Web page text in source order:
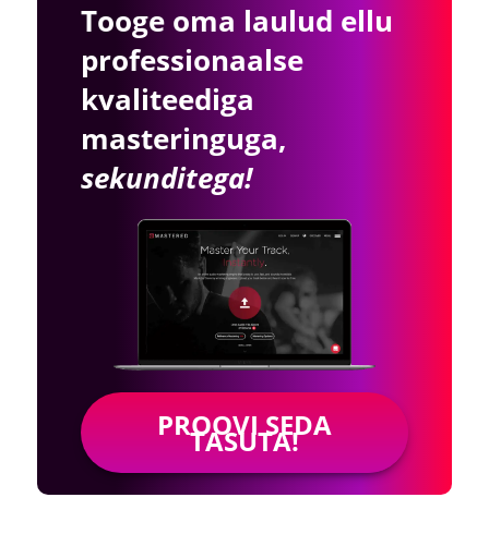
Tooge oma laulud ellu
professionaalse
kvaliteediga
masteringuga,
sekunditega!
PROOVI SEDA
TASUTA!